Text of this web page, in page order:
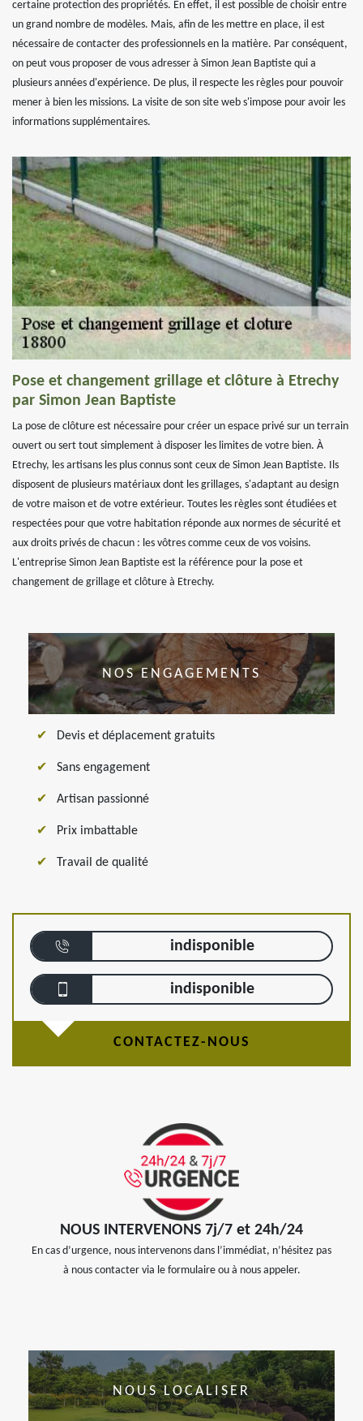
certaine protection des propriétés. En effet, il est possible de choisir entre
un grand nombre de modèles. Mais, afin de les mettre en place, il est
nécessaire de contacter des professionnels en la matière. Par conséquent,
on peut vous proposer de vous adresser à Simon Jean Baptiste qui a
plusieurs années d'expérience. De plus, il respecte les règles pour pouvoir
mener à bien les missions. La visite de son site web s'impose pour avoir les
informations supplémentaires.
Pose et changement grillage et clôture à Etrechy
par Simon Jean Baptiste
La pose de clôture est nécessaire pour créer un espace privé sur un terrain
ouvert ou sert tout simplement à disposer les limites de votre bien. À
Etrechy, les artisans les plus connus sont ceux de Simon Jean Baptiste. Ils
disposent de plusieurs matériaux dont les grillages, s'adaptant au design
de votre maison et de votre extérieur. Toutes les règles sont étudiées et
respectées pour que votre habitation réponde aux normes de sécurité et
aux droits privés de chacun : les vôtres comme ceux de vos voisins.
L'entreprise Simon Jean Baptiste est la référence pour la pose et
changement de grillage et clôture à Etrechy.
NOS ENGAGEMENTS
Devis et déplacement gratuits
Sans engagement
Artisan passionné
Prix imbattable
Travail de qualité
indisponible
indisponible
CONTACTEZ-NOUS
NOUS INTERVENONS 7j/7 et 24h/24
En cas d’urgence, nous intervenons dans l’immédiat, n’hésitez pas
à nous contacter via le formulaire ou à nous appeler.
NOUS LOCALISER